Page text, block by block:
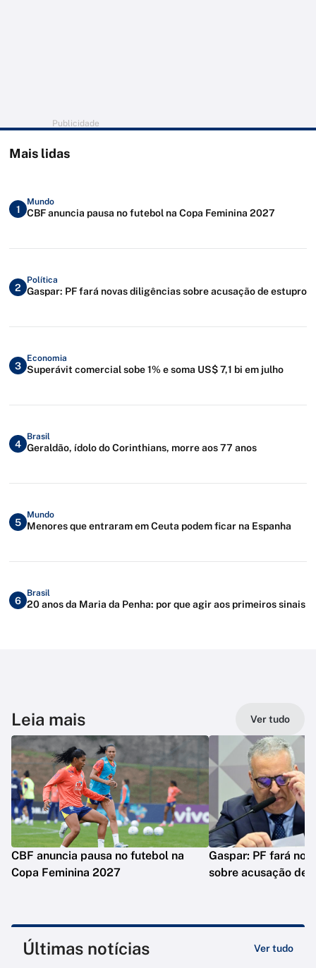
Publicidade
Mais lidas
1
Mundo
CBF anuncia pausa no futebol na Copa Feminina 2027
2
Política
Gaspar: PF fará novas diligências sobre acusação de estupro
3
Economia
Superávit comercial sobe 1% e soma US$ 7,1 bi em julho
4
Brasil
Geraldão, ídolo do Corinthians, morre aos 77 anos
5
Mundo
Menores que entraram em Ceuta podem ficar na Espanha
6
Brasil
20 anos da Maria da Penha: por que agir aos primeiros sinais
Leia mais Ver tudo
CBF anuncia pausa no futebol na
Copa Feminina 2027
Gaspar: PF fará
sobre acusação de
Últimas notícias Ver tudo